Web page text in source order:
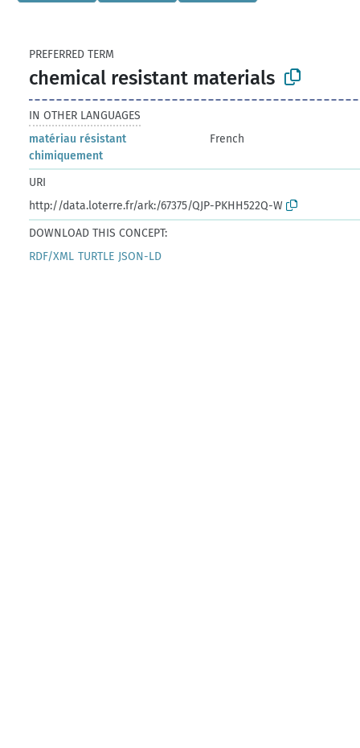
PREFERRED TERM
chemical resistant materials
IN OTHER LANGUAGES
matériau résistant
chimiquement
French
URI
http://data.loterre.fr/ark:/67375/QJP-PKHH522Q-W
DOWNLOAD THIS CONCEPT:
RDF/XML TURTLE JSON-LD